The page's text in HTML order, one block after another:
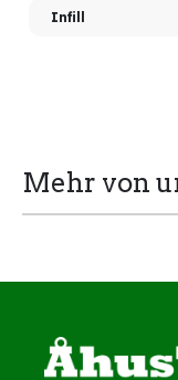
Infill
Mehr von